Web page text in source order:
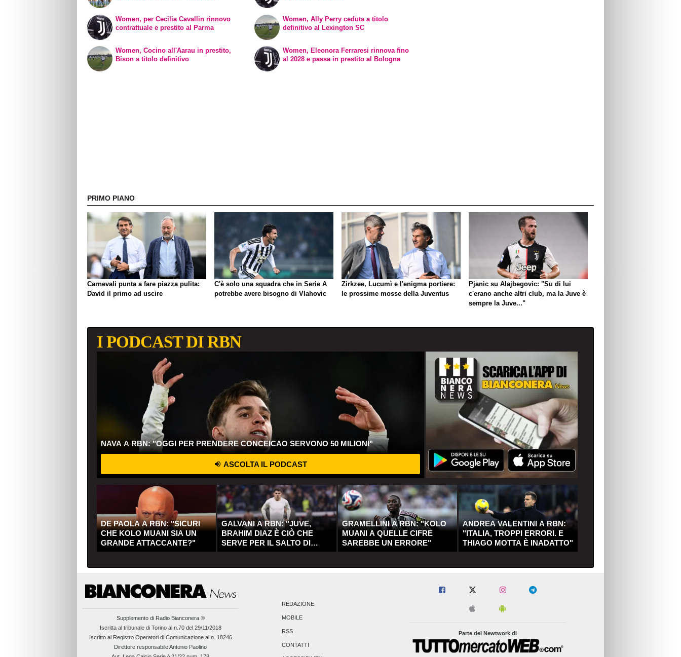
Women, per Cecilia Cavallin rinnovo
contrattuale e prestito al Parma
Women, Cocino all'Aarau in prestito,
Bison a titolo definitivo
Women, Ally Perry ceduta a titolo
definitivo al Lexington SC
Women, Eleonora Ferraresi rinnova fino
al 2028 e passa in prestito al Bologna
PRIMO PIANO
Carnevali punta a fare piazza pulita:
David il primo ad uscire
C'è solo una squadra che in Serie A
potrebbe avere bisogno di Vlahovic
Zirkzee, Lucumì e l'enigma portiere:
le prossime mosse della Juventus
Pjanic su Alajbegovic: "Su di lui
c'erano anche altri club, ma la Juve è
sempre la Juve..."
I PODCAST DI RBN
NAVA A RBN: "OGGI PER PRENDERE CONCEICAO SERVONO 50 MILIONI"
ASCOLTA IL PODCAST
DE PAOLA A RBN: "SICURI
CHE KOLO MUANI SIA UN
GRANDE ATTACCANTE?"
GALVANI A RBN: "JUVE,
BRAHIM DIAZ È CIÒ CHE
SERVE PER IL SALTO DI
QUALITÀ"
GRAMELLINI A RBN: "KOLO
MUANI A QUELLE CIFRE
SAREBBE UN ERRORE"
ANDREA VALENTINI A RBN:
"ITALIA, TROPPI ERRORI. E
THIAGO MOTTA È INADATTO"
Supplemento di Radio Bianconera ®
Iscritta al tribunale di Torino al n.70 del 29/11/2018
Iscritto al Registro Operatori di Comunicazione al n. 18246
Direttore responsabile Antonio Paolino
REDAZIONE
MOBILE
RSS
CONTATTI
Parte del Newtwork di